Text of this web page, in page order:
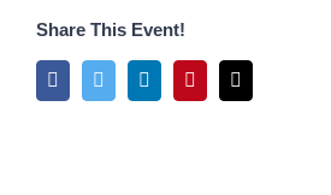
Share This Event!
FacebookTwitter LinkedInPinterest
Mail